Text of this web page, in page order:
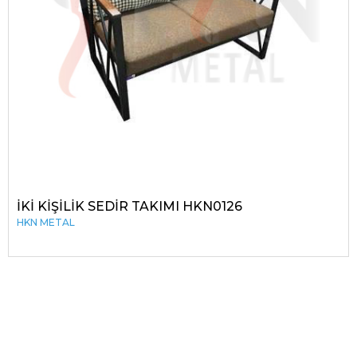
İKİ KİŞİLİK SEDİR TAKIMI HKN0126
HKN METAL